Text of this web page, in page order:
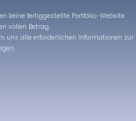
keine fertiggestellte Portfolio-Website
vollen Betrag.
uns alle erforderlichen Informationen zur